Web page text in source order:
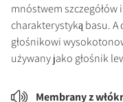
mnóstwem
charakterystyką basu.
głośnikowi
używany jako głośnik
Membrany z